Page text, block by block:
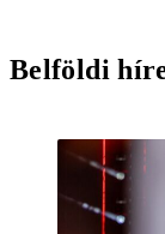
Belföldi